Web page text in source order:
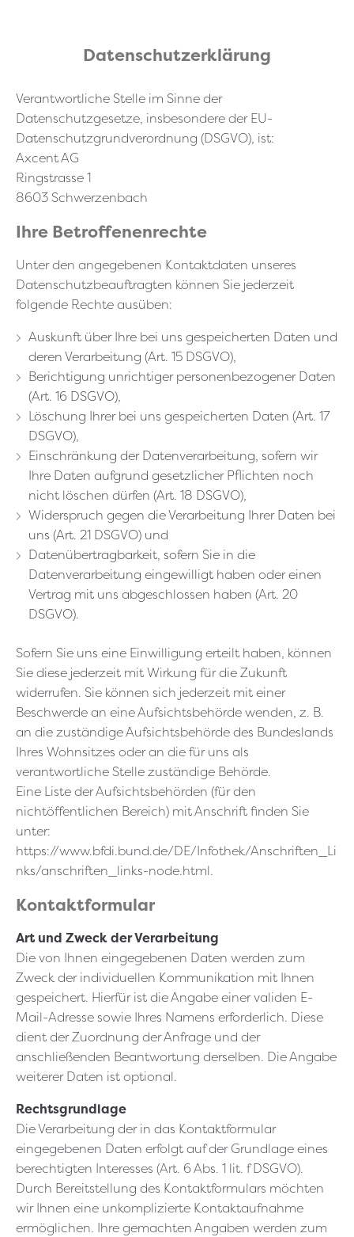
Datenschutzerklärung
Verantwortliche Stelle im Sinne der
Datenschutzgesetze, insbesondere der EU-
Datenschutzgrundverordnung (DSGVO), ist:
Axcent AG
Ringstrasse 1
8603 Schwerzenbach
Ihre Betroffenenrechte
Unter den angegebenen Kontaktdaten unseres
Datenschutzbeauftragten können Sie jederzeit
folgende Rechte ausüben:
Auskunft über Ihre bei uns gespeicherten Daten und
deren Verarbeitung (Art. 15 DSGVO),
Berichtigung unrichtiger personenbezogener Daten
(Art. 16 DSGVO),
Löschung Ihrer bei uns gespeicherten Daten (Art. 17
DSGVO),
Einschränkung der Datenverarbeitung, sofern wir
Ihre Daten aufgrund gesetzlicher Pflichten noch
nicht löschen dürfen (Art. 18 DSGVO),
Widerspruch gegen die Verarbeitung Ihrer Daten bei
uns (Art. 21 DSGVO) und
Datenübertragbarkeit, sofern Sie in die
Datenverarbeitung eingewilligt haben oder einen
Vertrag mit uns abgeschlossen haben (Art. 20
DSGVO).
Sofern Sie uns eine Einwilligung erteilt haben, können
Sie diese jederzeit mit Wirkung für die Zukunft
widerrufen. Sie können sich jederzeit mit einer
Beschwerde an eine Aufsichtsbehörde wenden, z. B.
an die zuständige Aufsichtsbehörde des Bundeslands
Ihres Wohnsitzes oder an die für uns als
verantwortliche Stelle zuständige Behörde.
Eine Liste der Aufsichtsbehörden (für den
nichtöffentlichen Bereich) mit Anschrift finden Sie
unter:
https://www.bfdi.bund.de/DE/Infothek/Anschriften_Li
nks/anschriften_links-node.html.
Kontaktformular
Art und Zweck der Verarbeitung
Die von Ihnen eingegebenen Daten werden zum
Zweck der individuellen Kommunikation mit Ihnen
gespeichert. Hierfür ist die Angabe einer validen E-
Mail-Adresse sowie Ihres Namens erforderlich. Diese
dient der Zuordnung der Anfrage und der
anschließenden Beantwortung derselben. Die Angabe
weiterer Daten ist optional.
Rechtsgrundlage
Die Verarbeitung der in das Kontaktformular
eingegebenen Daten erfolgt auf der Grundlage eines
berechtigten Interesses (Art. 6 Abs. 1 lit. f DSGVO).
Durch Bereitstellung des Kontaktformulars möchten
wir Ihnen eine unkomplizierte Kontaktaufnahme
ermöglichen. Ihre gemachten Angaben werden zum